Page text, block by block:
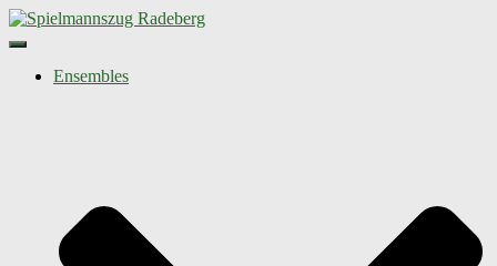
Navigation umschalten
Ensembles